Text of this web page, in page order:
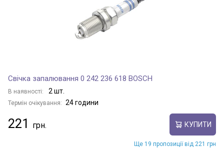
Свічка запалювання 0 242 236 618 BOSCH
В наявності: 2 шт.
Термін очікування: 24 години
221 КУПИТИ
Ще 19 пропозиції від 221 грн